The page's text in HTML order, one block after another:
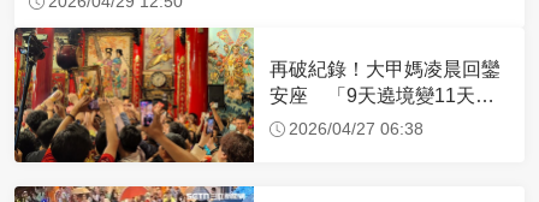
再破紀錄！大甲媽凌晨回鑾
安座 「9天遶境變11天」
顏清標這樣說
2026/04/27 06:38